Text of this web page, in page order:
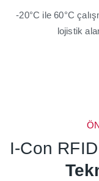
-20°C ile 60°C
lojistik
I-Con